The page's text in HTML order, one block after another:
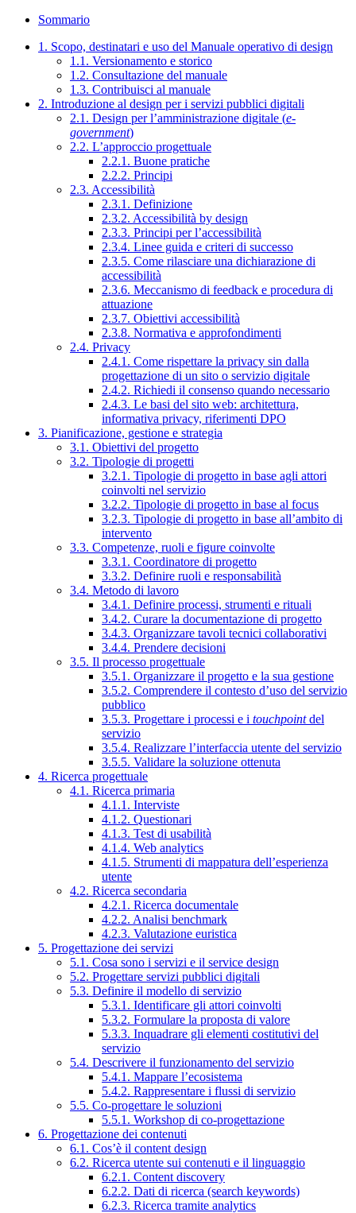
Sommario
1. Scopo, destinatari e uso del Manuale operativo di design
1.1. Versionamento e storico
1.2. Consultazione del manuale
1.3. Contribuisci al manuale
2. Introduzione al design per i servizi pubblici digitali
2.1. Design per l’amministrazione digitale (e-
government)
2.2. L’approccio progettuale
2.2.1. Buone pratiche
2.2.2. Principi
2.3. Accessibilità
2.3.1. Definizione
2.3.2. Accessibilità by design
2.3.3. Principi per l’accessibilità
2.3.4. Linee guida e criteri di successo
2.3.5. Come rilasciare una dichiarazione di
accessibilità
2.3.6. Meccanismo di feedback e procedura di
attuazione
2.3.7. Obiettivi accessibilità
2.3.8. Normativa e approfondimenti
2.4. Privacy
2.4.1. Come rispettare la privacy sin dalla
progettazione di un sito o servizio digitale
2.4.2. Richiedi il consenso quando necessario
2.4.3. Le basi del sito web: architettura,
informativa privacy, riferimenti DPO
3. Pianificazione, gestione e strategia
3.1. Obiettivi del progetto
3.2. Tipologie di progetti
3.2.1. Tipologie di progetto in base agli attori
coinvolti nel servizio
3.2.2. Tipologie di progetto in base al focus
3.2.3. Tipologie di progetto in base all’ambito di
intervento
3.3. Competenze, ruoli e figure coinvolte
3.3.1. Coordinatore di progetto
3.3.2. Definire ruoli e responsabilità
3.4. Metodo di lavoro
3.4.1. Definire processi, strumenti e rituali
3.4.2. Curare la documentazione di progetto
3.4.3. Organizzare tavoli tecnici collaborativi
3.4.4. Prendere decisioni
3.5. Il processo progettuale
3.5.1. Organizzare il progetto e la sua gestione
3.5.2. Comprendere il contesto d’uso del servizio
pubblico
3.5.3. Progettare i processi e i touchpointdel
servizio
3.5.4. Realizzare l’interfaccia utente del servizio
3.5.5. Validare la soluzione ottenuta
4. Ricerca progettuale
4.1. Ricerca primaria
4.1.1. Interviste
4.1.2. Questionari
4.1.3. Test di usabilità
4.1.4. Web analytics
4.1.5. Strumenti di mappatura dell’esperienza
utente
4.2. Ricerca secondaria
4.2.1. Ricerca documentale
4.2.2. Analisi benchmark
4.2.3. Valutazione euristica
5. Progettazione dei servizi
5.1. Cosa sono i servizi e il service design
5.2. Progettare servizi pubblici digitali
5.3. Definire il modello di servizio
5.3.1. Identificare gli attori coinvolti
5.3.2. Formulare la proposta di valore
5.3.3. Inquadrare gli elementi costitutivi del
servizio
5.4. Descrivere il funzionamento del servizio
5.4.1. Mappare l’ecosistema
5.4.2. Rappresentare i flussi di servizio
5.5. Co-progettare le soluzioni
5.5.1. Workshop di co-progettazione
6. Progettazione dei contenuti
6.1. Cos’è il content design
6.2. Ricerca utente sui contenuti e il linguaggio
6.2.1. Content discovery
6.2.2. Dati di ricerca (search keywords)
6.2.3. Ricerca tramite analytics